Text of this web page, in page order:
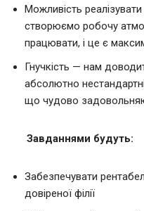
Можливість реалізувати
створюємо робочу
працювати, і це є
Гнучкість — нам
абсолютно
що чудово
Завданнями будуть:
Забезпечувати
довіреної філії